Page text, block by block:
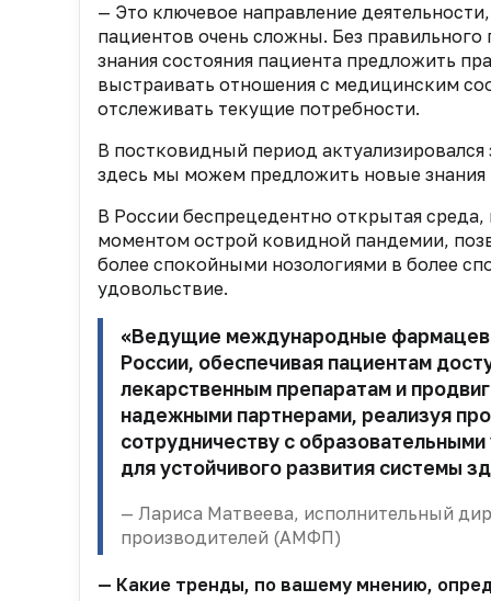
— Это ключевое направление
пациентов очень сложны. Без
знания состояния пациента предложить
выстраивать отношения с медицинским
отслеживать текущие потребности.
В постковидный период
здесь мы можем предложить новые
В России беспрецедентно открытая
моментом острой ковидной пандемии,
более спокойными нозологиями в более
удовольствие.
«Ведущие международные
России, обеспечивая пациентам
лекарственным препаратам и
надежными партнерами, реализуя
сотрудничеству с
для устойчивого развития системы
Лариса Матвеева, исполнительный
производителей (АМФП)
— Какие тренды, по вашему мнению,